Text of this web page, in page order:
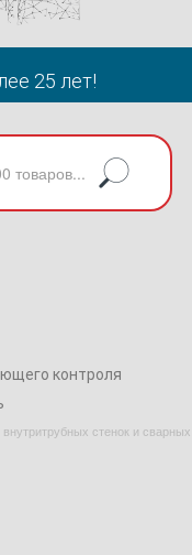
25 лет!
контроля
стенок и сварных